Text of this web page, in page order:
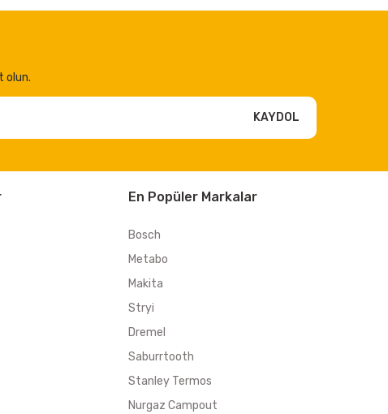
olun.
KAYDOL
En Popüler Markalar
Bosch
Metabo
Makita
Stryi
Dremel
Saburrtooth
Stanley Termos
Nurgaz Campout